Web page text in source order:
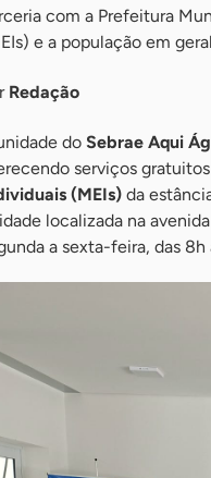
com a Prefeitura
e a população em
Redação
do Sebrae Aqui
serviços
(MEIs) da
localizada na
a sexta-feira, das 8h